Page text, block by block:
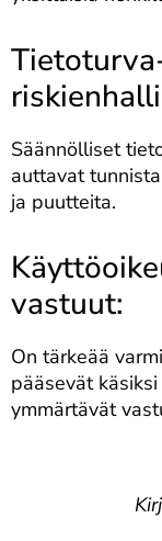
Säännölliset
auttavat
ja puutteita.
vastuut:
On tärkeää
pääsevät
ymmärtävät